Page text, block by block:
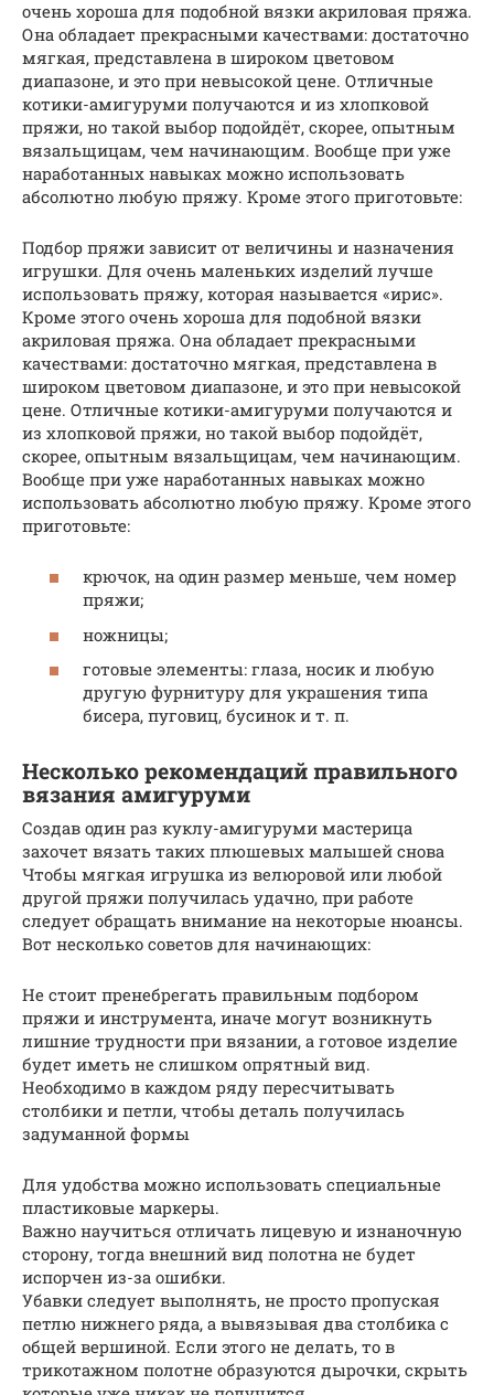
очень хороша для подобной вязки акриловая пряжа.
Она обладает прекрасными качествами: достаточно
мягкая, представлена в широком цветовом
диапазоне, и это при невысокой цене. Отличные
котики-амигуруми получаются и из хлопковой
пряжи, но такой выбор подойдёт, скорее, опытным
вязальщицам, чем начинающим. Вообще при уже
наработанных навыках можно использовать
абсолютно любую пряжу. Кроме этого приготовьте:
Подбор пряжи зависит от величины и назначения
игрушки. Для очень маленьких изделий лучше
использовать пряжу, которая называется «ирис».
Кроме этого очень хороша для подобной вязки
акриловая пряжа. Она обладает прекрасными
качествами: достаточно мягкая, представлена в
широком цветовом диапазоне, и это при невысокой
цене. Отличные котики-амигуруми получаются и
из хлопковой пряжи, но такой выбор подойдёт,
скорее, опытным вязальщицам, чем начинающим.
Вообще при уже наработанных навыках можно
использовать абсолютно любую пряжу. Кроме этого
приготовьте:
крючок, на один размер меньше, чем номер
пряжи;
ножницы;
готовые элементы: глаза, носик и любую
другую фурнитуру для украшения типа
бисера, пуговиц, бусинок и т. п.
Несколько рекомендаций правильного
вязания амигуруми
Создав один раз куклу-амигуруми мастерица
захочет вязать таких плюшевых малышей снова
Чтобы мягкая игрушка из велюровой или любой
другой пряжи получилась удачно, при работе
следует обращать внимание на некоторые нюансы.
Вот несколько советов для начинающих:
Не стоит пренебрегать правильным подбором
пряжи и инструмента, иначе могут возникнуть
лишние трудности при вязании, а готовое изделие
будет иметь не слишком опрятный вид.
Необходимо в каждом ряду пересчитывать
столбики и петли, чтобы деталь получилась
задуманной формы
Для удобства можно использовать специальные
пластиковые маркеры.
Важно научиться отличать лицевую и изнаночную
сторону, тогда внешний вид полотна не будет
испорчен из-за ошибки.
Убавки следует выполнять, не просто пропуская
петлю нижнего ряда, а вывязывая два столбика с
общей вершиной. Если этого не делать, то в
трикотажном полотне образуются дырочки, скрыть